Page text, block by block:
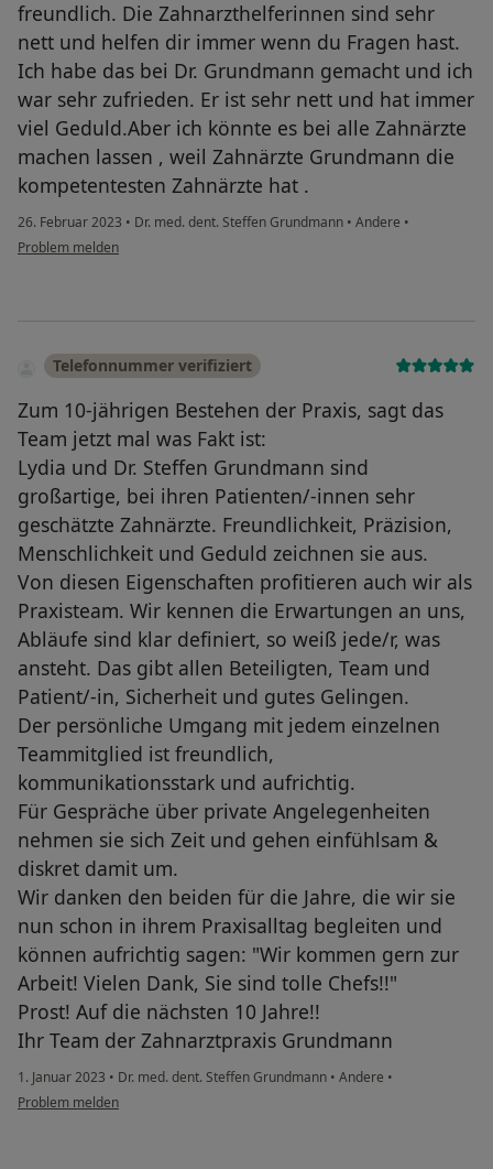
freundlich. Die Zahnarzthelferinnen sind sehr
nett und helfen dir immer wenn du Fragen hast.
Ich habe das bei Dr. Grundmann gemacht und ich
war sehr zufrieden. Er ist sehr nett und hat immer
viel Geduld.Aber ich könnte es bei alle Zahnärzte
machen lassen , weil Zahnärzte Grundmann die
kompetentesten Zahnärzte hat .
26. Februar 2023 • Dr. med. dent. Steffen Grundmann • Andere •
Problem melden
Telefonnummer verifiziert
Zum 10-jährigen Bestehen der Praxis, sagt das
Team jetzt mal was Fakt ist:
Lydia und Dr. Steffen Grundmann sind
großartige, bei ihren Patienten/-innen sehr
geschätzte Zahnärzte. Freundlichkeit, Präzision,
Menschlichkeit und Geduld zeichnen sie aus.
Von diesen Eigenschaften profitieren auch wir als
Praxisteam. Wir kennen die Erwartungen an uns,
Abläufe sind klar definiert, so weiß jede/r, was
ansteht. Das gibt allen Beteiligten, Team und
Patient/-in, Sicherheit und gutes Gelingen.
Der persönliche Umgang mit jedem einzelnen
Teammitglied ist freundlich,
kommunikationsstark und aufrichtig.
Für Gespräche über private Angelegenheiten
nehmen sie sich Zeit und gehen einfühlsam &
diskret damit um.
Wir danken den beiden für die Jahre, die wir sie
nun schon in ihrem Praxisalltag begleiten und
können aufrichtig sagen: "Wir kommen gern zur
Arbeit! Vielen Dank, Sie sind tolle Chefs!!"
Prost! Auf die nächsten 10 Jahre!!
Ihr Team der Zahnarztpraxis Grundmann
1. Januar 2023 • Dr. med. dent. Steffen Grundmann • Andere •
Problem melden